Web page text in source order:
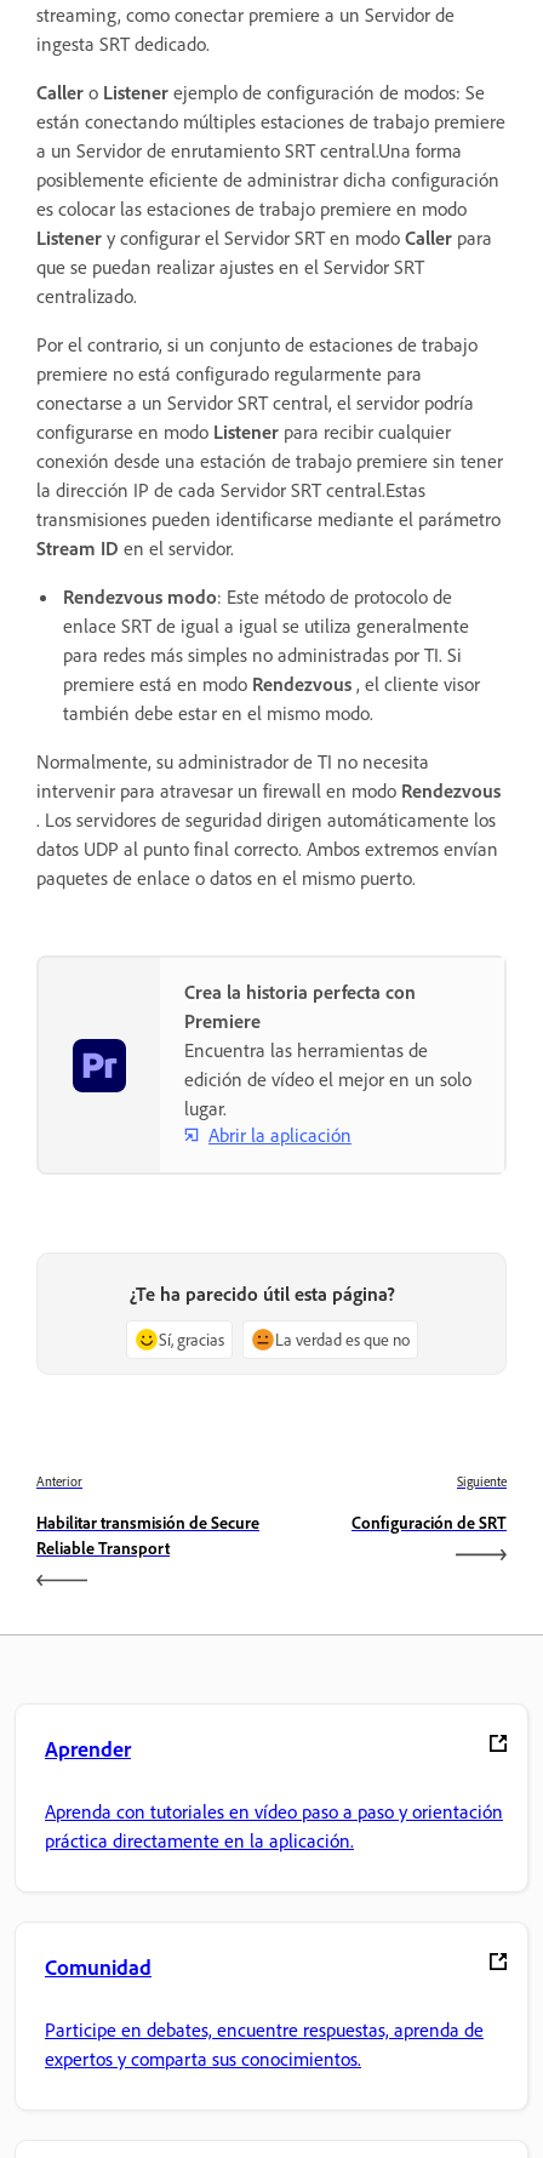
streaming, como conectar premiere a un Servidor de
ingesta SRT dedicado.
Caller o Listener ejemplo de configuración de modos: Se
están conectando múltiples estaciones de trabajo premiere
a un Servidor de enrutamiento SRT central.Una forma
posiblemente eficiente de administrar dicha configuración
es colocar las estaciones de trabajo premiere en modo
Listener y configurar el Servidor SRT en modo Caller para
que se puedan realizar ajustes en el Servidor SRT
centralizado.
Por el contrario, si un conjunto de estaciones de trabajo
premiere no está configurado regularmente para
conectarse a un Servidor SRT central, el servidor podría
configurarse en modo Listener para recibir cualquier
conexión desde una estación de trabajo premiere sin tener
la dirección IP de cada Servidor SRT central.Estas
transmisiones pueden identificarse mediante el parámetro
Stream ID en el servidor.
Rendezvous modo: Este método de protocolo de
enlace SRT de igual a igual se utiliza generalmente
para redes más simples no administradas por TI. Si
premiere está en modo Rendezvous , el cliente visor
también debe estar en el mismo modo.
Normalmente, su administrador de TI no necesita
intervenir para atravesar un firewall en modo Rendezvous
. Los servidores de seguridad dirigen automáticamente los
datos UDP al punto final correcto. Ambos extremos envían
paquetes de enlace o datos en el mismo puerto.
Crea la historia perfecta con
Premiere
Encuentra las herramientas de
edición de vídeo el mejor en un solo
lugar.
Abrir la aplicación
¿Te ha parecido útil esta página?
Sí, gracias La verdad es que no
Anterior
Habilitar transmisión de Secure
Reliable Transport
Siguiente
Configuración de SRT
Aprender
Aprenda con tutoriales en vídeo paso a paso y orientación
práctica directamente en la aplicación.
Comunidad
Participe en debates, encuentre respuestas, aprenda de
expertos y comparta sus conocimientos.